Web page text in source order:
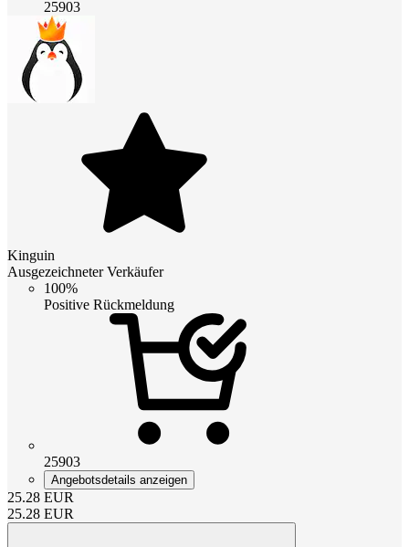
25903
Kinguin
Ausgezeichneter Verkäufer
100%
Positive Rückmeldung
25903
Angebotsdetails anzeigen
25.28 EUR
25.28 EUR